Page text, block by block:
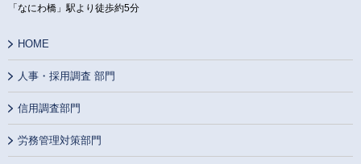
「なにわ橋」駅より徒歩約5分
HOME
人事・採用調査 部門
信用調査部門
労務管理対策部門